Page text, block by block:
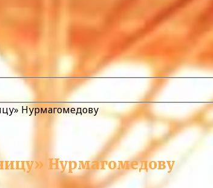
Нурмагомедову
Нурмагомедову